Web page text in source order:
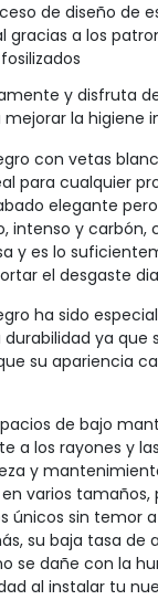
de diseño de
gracias a los
y disfruta
la higiene
con vetas
para cualquier
elegante
intenso y carbón,
y es lo
el desgaste
ha sido
ya que
su apariencia
de bajo
a los rayones y
y
varios tamaños,
únicos sin temor
su baja tasa de
se dañe con la
al instalar tu